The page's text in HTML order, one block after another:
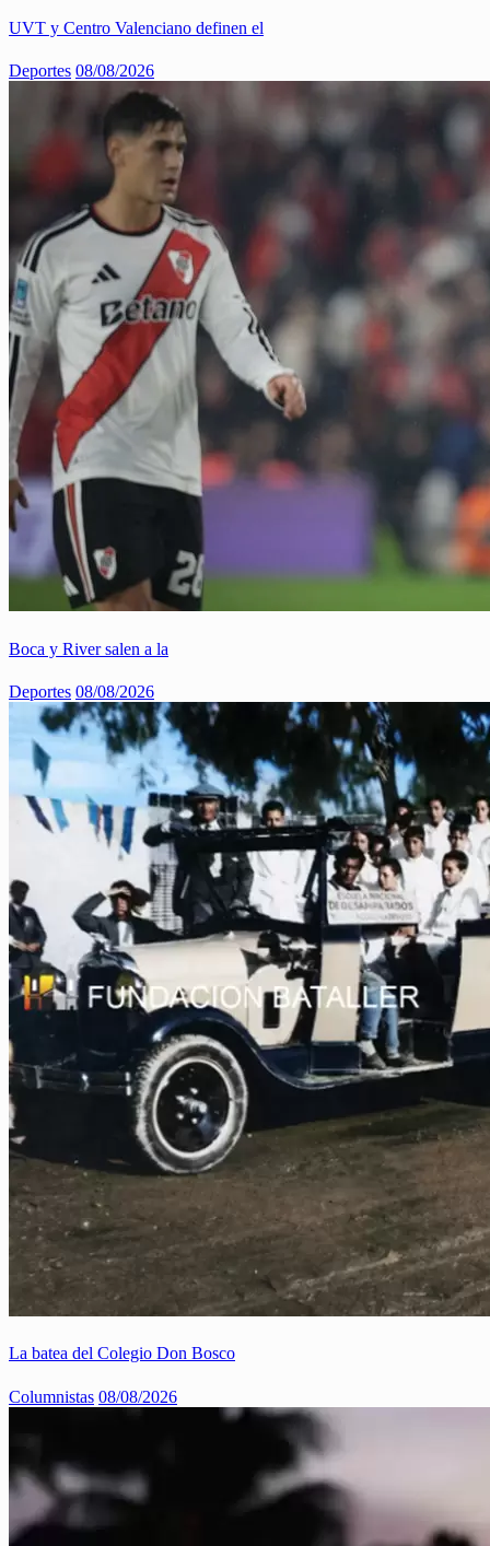
UVT y Centro Valenciano definen el
Deportes 08/08/2026
Boca y River salen a la
Deportes 08/08/2026
La batea del Colegio Don Bosco
Columnistas 08/08/2026